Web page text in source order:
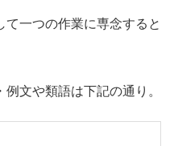
一つの作業に専念すると
文や類語は下記の通り。